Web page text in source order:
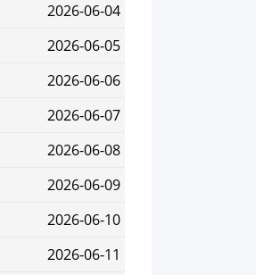
2026-06-04
2026-06-05
2026-06-06
2026-06-07
2026-06-08
2026-06-09
2026-06-10
2026-06-11